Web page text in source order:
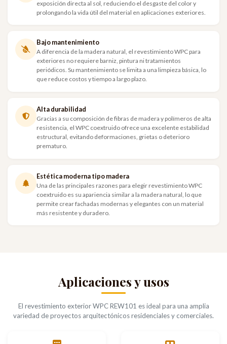
exposición directa al sol, reduciendo el desgaste del color y
prolongando la vida útil del material en aplicaciones exteriores.
Bajo mantenimiento
A diferencia de la madera natural, el revestimiento WPC para
exteriores no requiere barniz, pintura ni tratamientos
periódicos. Su mantenimiento se limita a una limpieza básica, lo
que reduce costos y tiempo a largo plazo.
Alta durabilidad
Gracias a su composición de fibras de madera y polímeros de alta
resistencia, el WPC coextruido ofrece una excelente estabilidad
estructural, evitando deformaciones, grietas o deterioro
prematuro.
Estética moderna tipo madera
Una de las principales razones para elegir revestimiento WPC
coextruido es su apariencia similar a la madera natural, lo que
permite crear fachadas modernas y elegantes con un material
más resistente y duradero.
Aplicaciones y usos
El revestimiento exterior WPC REW101 es ideal para una amplia
variedad de proyectos arquitectónicos residenciales y comerciales.